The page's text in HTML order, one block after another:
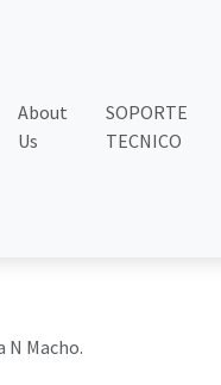
About
Us
SOPORTE
TECNICO
N Macho.